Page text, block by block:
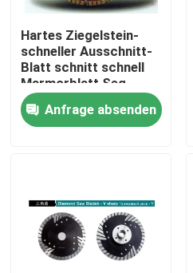
Haus
PRODUKTE
Hartes Ziegelstein-
schneller Ausschnitt-
Blatt schnitt schnell
Marmorblatt Seg-
Breite 2.1mm 500mm
Anfrage absenden